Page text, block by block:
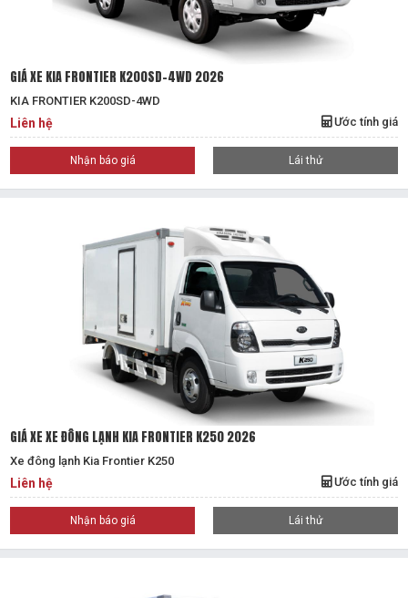
GIÁ XE KIA FRONTIER K200SD-4WD 2026
KIA FRONTIER K200SD-4WD
Liên hệ Ước tính giá
Nhận báo giá Lái thử
GIÁ XE XE ĐÔNG LẠNH KIA FRONTIER K250 2026
Xe đông lạnh Kia Frontier K250
Liên hệ Ước tính giá
Nhận báo giá Lái thử